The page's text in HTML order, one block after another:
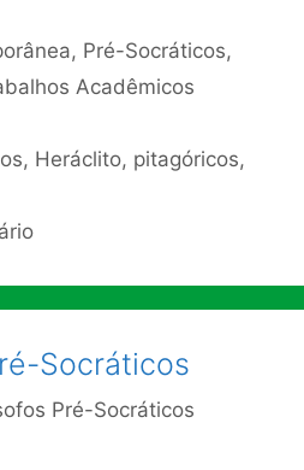
, Pré-Socráticos,
Acadêmicos
, Heráclito, pitagóricos,
Socráticos
Pré-Socráticos